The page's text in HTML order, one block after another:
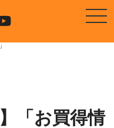
「お買得情